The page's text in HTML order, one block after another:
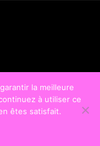
la meilleure
à utiliser ce
êtes satisfait.